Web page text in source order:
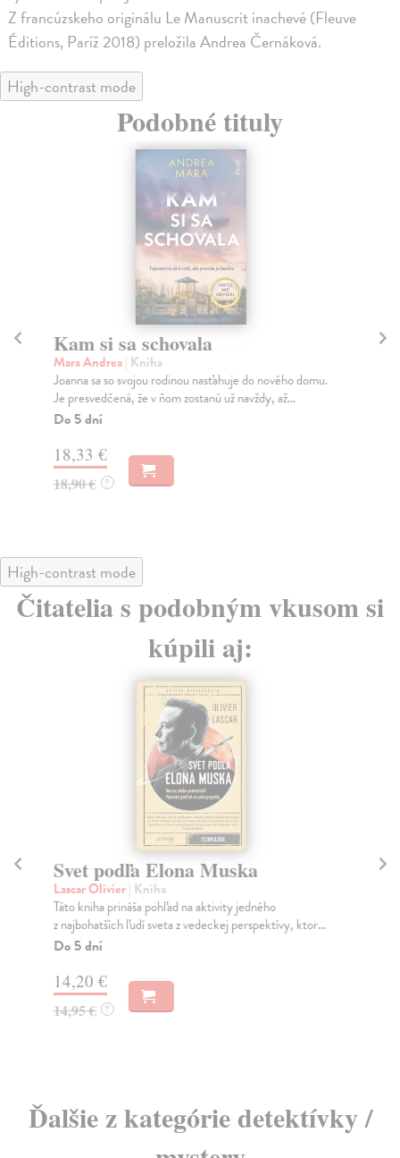
Z francúzskeho originálu Le Manuscrit inachevé (Fleuve
Éditions, Paríž 2018) preložila Andrea Černáková.
High-contrast mode
Podobné tituly
Kam si sa schovala
Mara Andrea| Kniha
Joanna sa so svojou rodinou nasťahuje do nového domu.
Je presvedčená, že v ňom zostanú už navždy, až...
Do 5 dní
18,33 €
18,90 € ?
High-contrast mode
Čitatelia s podobným vkusom si
kúpili aj:
Svet podľa Elona Muska
Lascar Olivier| Kniha
Táto kniha prináša pohľad na aktivity jedného
z najbohatších ľudí sveta z vedeckej perspektívy, ktor...
Do 5 dní
14,20 €
14,95 € ?
Ďalšie z kategórie detektívky /